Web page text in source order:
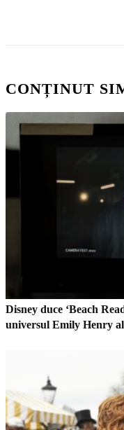
CONȚINUT
Disney duce ‘Beach
universul Emily Henry